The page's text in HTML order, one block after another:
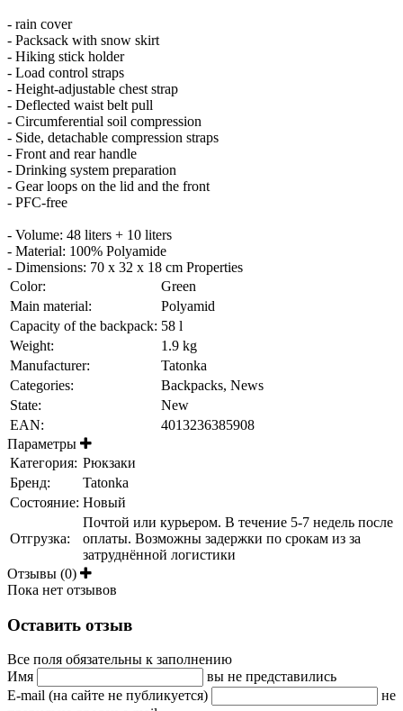
- rain cover
- Packsack with snow skirt
- Hiking stick holder
- Load control straps
- Height-adjustable chest strap
- Deflected waist belt pull
- Circumferential soil compression
- Side, detachable compression straps
- Front and rear handle
- Drinking system preparation
- Gear loops on the lid and the front
- PFC-free
- Volume: 48 liters + 10 liters
- Material: 100% Polyamide
- Dimensions: 70 x 32 x 18 cm Properties
Color:
Green
Main material:
Polyamid
Capacity of the backpack: 58 l
Weight:
1.9 kg
Manufacturer:
Tatonka
Categories:
Backpacks, News
State:
New
EAN:
4013236385908
Параметры
Категория: Рюкзаки
Бренд:
Tatonka
Состояние: Новый
Отгрузка:
Почтой или курьером. В течение 5-7 недель после
оплаты. Возможны задержки по срокам из за
затруднённой логистики
Отзывы (0)
Пока нет отзывов
Оставить отзыв
Все поля обязательны к заполнению
Имя
вы не представились
E-mail (на сайте не публикуется)
не